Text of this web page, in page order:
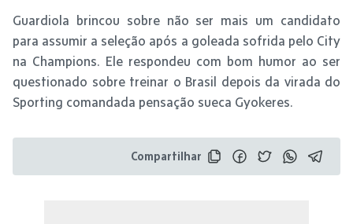
Guardiola brincou sobre não ser mais um candidato
para assumir a seleção após a goleada sofrida pelo City
na Champions. Ele respondeu com bom humor ao ser
questionado sobre treinar o Brasil depois da virada do
Sporting comandada pensação sueca Gyokeres.
Compartilhar